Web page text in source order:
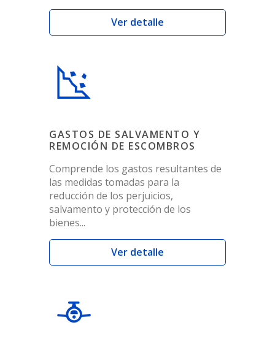
Ver detalle
GASTOS DE SALVAMENTO Y
REMOCIÓN DE ESCOMBROS
Comprende los gastos resultantes de
las medidas tomadas para la
reducción de los perjuicios,
salvamento y protección de los
bienes...
Ver detalle